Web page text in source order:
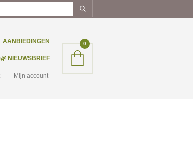
AANBIEDINGEN
🌿 NIEUWSBRIEF
Mijn account
0